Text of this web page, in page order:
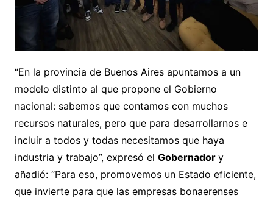
“En la provincia de Buenos Aires apuntamos a un
modelo distinto al que propone el Gobierno
nacional: sabemos que contamos con muchos
recursos naturales, pero que para desarrollarnos e
incluir a todos y todas necesitamos que haya
industria y trabajo”, expresó el Gobernador y
añadió: “Para eso, promovemos un Estado eficiente,
que invierte para que las empresas bonaerenses